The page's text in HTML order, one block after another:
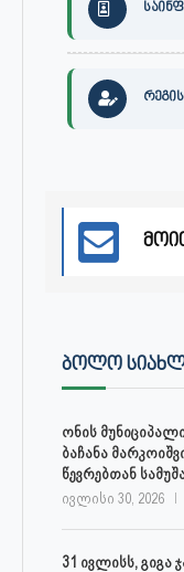
ᲑᲝᲚᲝ
ონის
ბაჩანა
წევრებთან
ივლისი 30, 2026
31 ივლისს, გიგა